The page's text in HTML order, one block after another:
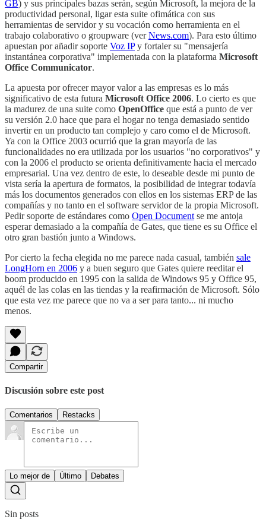
GB) y sus principales bazas serán, según Microsoft, la mejora de la
productividad personal, ligar esta suite ofimática con sus
herramientas de servidor y su vocación como herramienta en el
trabajo colaborativo o groupware (verNews.com). Para esto último
apuestan por añadir soporte Voz IPy fortaler su "mensajería
instantánea corporativa" implementada con la plataforma Microsoft
Office Communicator.
La apuesta por ofrecer mayor valor a las empresas es lo más
significativo de esta futura Microsoft Office 2006. Lo cierto es que
la madurez de una suite como OpenOffice que está a punto de ver
su versión 2.0 hace que para el hogar no tenga demasiado sentido
invertir en un producto tan complejo y caro como el de Microsoft.
Ya con la Office 2003 ocurrió que la gran mayoría de las
funcionalidades no era utilizada por los usuarios "no corporativos" y
con la 2006 el producto se orienta definitivamente hacia el mercado
empresarial. Una vez dentro de este, lo deseable desde mi punto de
vista sería la apertura de formatos, la posibilidad de integrar todavía
más los documentos generados con ellos en los sistemas ERP de las
compañías y no tanto en el software servidor de la propia Microsoft.
Pedir soporte de estándares como Open Document se me antoja
esperar demasiado a la compañía de Gates, que tiene es su Office el
otro gran bastión junto a Windows.
Por cierto la fecha elegida no me parece nada casual, también sale
LongHorn en 2006 y a buen seguro que Gates quiere reeditar el
boom producido en 1995 con la salida de Windows 95 y Office 95,
aquél de las colas en las tiendas y la reafirmación de Microsoft. Sólo
que esta vez me parece que no va a ser para tanto... ni mucho
menos.
Compartir
Discusión sobre este post
Comentarios Restacks
Lo mejor de Último Debates
Sin posts